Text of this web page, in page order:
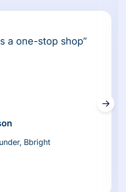
a one-stop shop”
Bbright
→